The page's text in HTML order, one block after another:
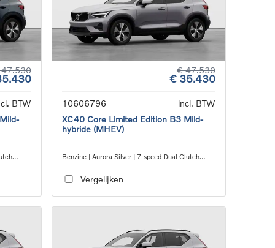
BTW
€ 47.530
€ 35.430
10606796
incl. BTW
XC40 Core Limited Edition B3 Mild-
hybride (MHEV)
Benzine | Aurora Silver | 7-speed Dual Clutch
Vergelijken